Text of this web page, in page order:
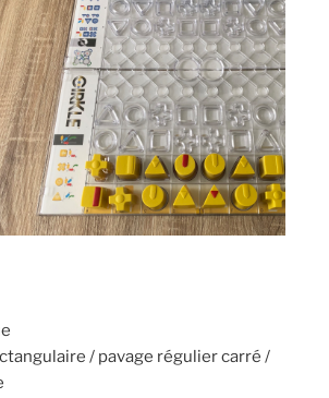
/ pavage régulier carré /